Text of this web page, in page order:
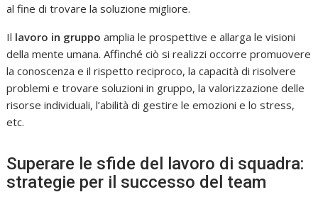
al fine di trovare la soluzione migliore.
Il lavoro in gruppo amplia le prospettive e allarga le visioni
della mente umana. Affinché ciò si realizzi occorre promuovere
la conoscenza e il rispetto reciproco, la capacità di risolvere
problemi e trovare soluzioni in gruppo, la valorizzazione delle
risorse individuali, l’abilità di gestire le emozioni e lo stress,
etc.
Superare le sfide del lavoro di squadra:
strategie per il successo del team